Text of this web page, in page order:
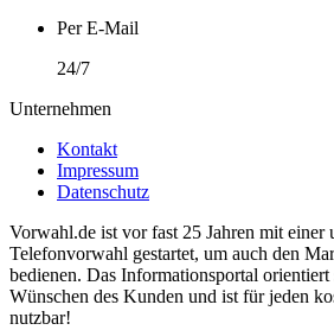
Per E-Mail
24/7
Unternehmen
Kontakt
Impressum
Datenschutz
Vorwahl.de ist vor fast 25 Jahren mit einer
Telefonvorwahl gestartet, um auch den
bedienen. Das Informationsportal orientiert
Wünschen des Kunden und ist für jeden
nutzbar!